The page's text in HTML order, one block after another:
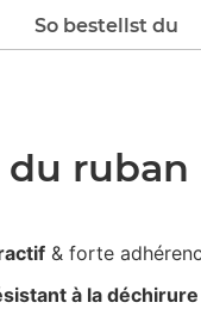
So bestellst du
du ruban
& forte
à la déchirure